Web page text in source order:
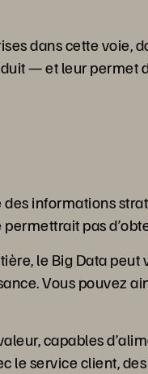
dans cette voie,
— et leur permet
informations
pas
le Big Data peut
Vous pouvez
capables
le service client,